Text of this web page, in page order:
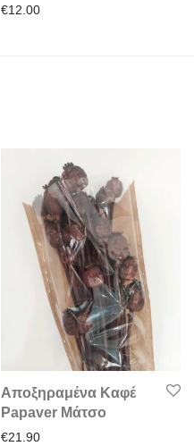
€12.00
Αποξηραμένα Καφέ
Papaver Μάτσο
€21.90